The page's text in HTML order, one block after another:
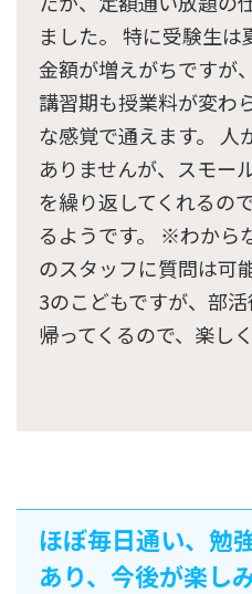
ました。 特に受験生
金額が増えがちですが
講習期も授業料が変わ
な感覚で通えます。 人
ありませんが、スモー
を繰り返してくれるの
るようです。 ※わから
のスタッフに質問は可
3のこどもですが、部
帰ってくるので、楽し
ほぼ毎日通い、勉
あり、今後が楽しみ